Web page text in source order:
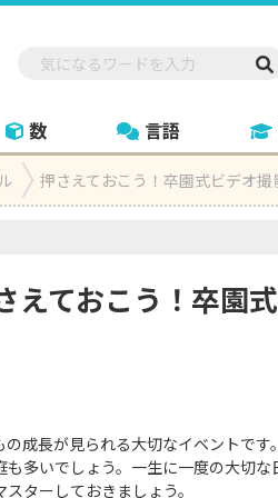
数 言語
押さえておこう！卒園式ビデオ撮
えておこう！卒園
成長が見られる大切なイベントで
も多いでしょう。一生に一度の大切
ターしておきましょう。